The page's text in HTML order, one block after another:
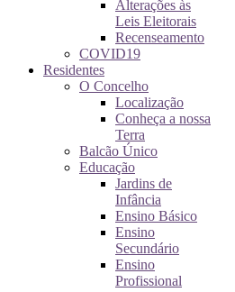
Alterações às
Leis Eleitorais
Recenseamento
COVID19
Residentes
O Concelho
Localização
Conheça a nossa
Terra
Balcão Único
Educação
Jardins de
Infância
Ensino Básico
Ensino
Secundário
Ensino
Profissional